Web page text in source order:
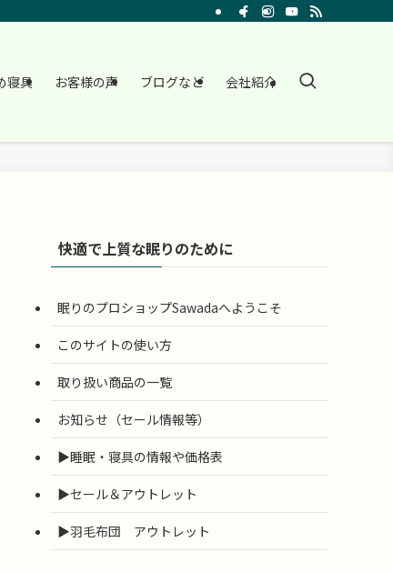
寝具 お客様の声 ブログなど 会社紹介
快適で上質な眠りのために
眠りのプロショップSawadaへようこそ
このサイトの使い方
取り扱い商品の一覧
お知らせ（セール情報等）
▶睡眠・寝具の情報や価格表
▶セール＆アウトレット
▶羽毛布団 アウトレット